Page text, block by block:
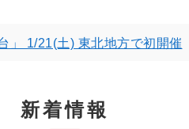
」 1/21(土) 東北地方で初開催
新着情報